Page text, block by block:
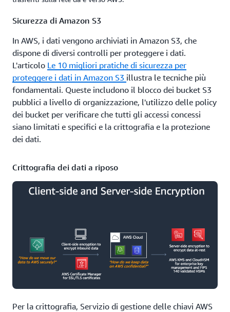
Inventario e configurazione
La tua strategia di sicurezza dovrebbe includere anche
configurazione . Ad esempio, molte organizzazioni
abilitano la contabilità dei propri dispositivi tramite il
protocollo TACACS+, RADIUS o i log di Active Directory.
Ciò aiuta a garantire la creazione di un audit trail per
tutte le attività amministrative. All'interno del cloud
AWS, ciò è possibile con AWS CloudTrail. CloudTrail
permette la verifica, la sicurezza, il monitoraggio di
sicurezza e la risoluzione dei problemi operazionali
tracciando l'attività degli utenti e l'utilizzo delle API. Il
consente a sviluppatori e aziende di trovare,
implementare e pubblicare rapidamente applicazioni
serverless nel cloud AWS, è integrato con AWS
Dovrai comunque fornire protezione dell'infrastruttura e
DoS in una certa misura per i tuoi ambienti serverless,
cosa che può essere eseguita con AWS Shield e AWS
Shield Avanzato. Il monitoraggio e il rilevamento delle
minacce sono descritti in maniera più approfondita nella
sezione "Monitoraggio dell'ambiente".
Sicurezza di Amazon S3
In AWS, i dati vengono archiviati in Amazon S3, che
dispone di diversi controlli per proteggere i dati.
L'articolo Le 10 migliori pratiche di sicurezza per
proteggere i dati in Amazon S3 illustra le tecniche più
fondamentali. Queste includono il blocco dei bucket S3
pubblici a livello di organizzazione, l'utilizzo delle policy
dei bucket per verificare che tutti gli accessi concessi
siano limitati e specifici e la crittografia e la protezione
dei dati.
Crittografia dei dati a riposo
Per la crittografia, Servizio di gestione delle chiavi AWS